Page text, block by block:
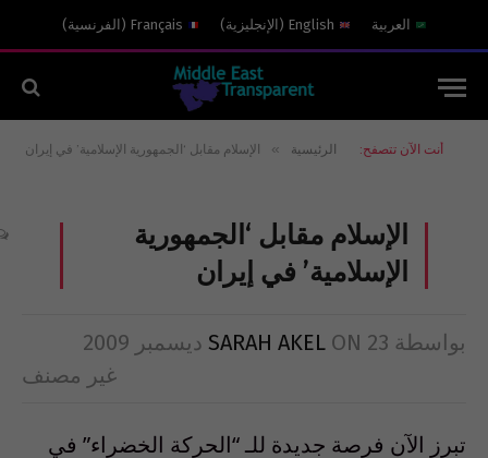
العربية English
( الإنجليزية)
Français
( الفرنسية)
أنت الآن تتصفح: الرئيسية » الإسلام مقابل ‘الجمهورية الإسلامية’ في إيران
الإسلام مقابل ‘الجمهورية
الإسلامية’ في إيران
بواسطة SARAH AKEL ON 23 ديسمبر 2009
غير مصنف
تبرز الآن فرصة جديدة للـ “الحركة الخضراء” في